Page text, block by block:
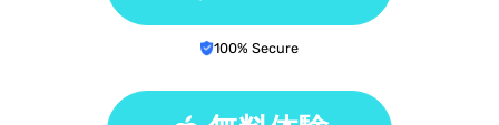
100% Secure